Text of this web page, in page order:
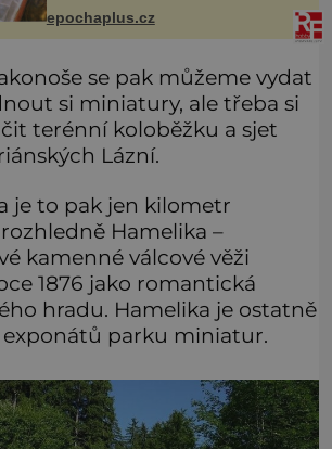
pracovní cestou se zištnými úmysly.
epochaplus.cz
se pak můžeme vydat
si miniatury, ale třeba si
terénní koloběžku a sjet
Lázní.
je to pak jen kilometr
Hamelika –
kamenné válcové věži
1876 jako romantická
hradu. Hamelika je ostatně
parku miniatur.